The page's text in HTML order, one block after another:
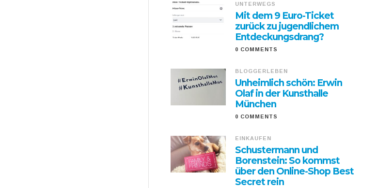
UNTERWEGS
Mit dem 9 Euro-Ticket
zurück zu jugendlichem
Entdeckungsdrang?
0 COMMENTS
BLOGGERLEBEN
Unheimlich schön: Erwin
Olaf in der Kunsthalle
München
0 COMMENTS
EINKAUFEN
Schustermann und
Borenstein: So kommst
über den Online-Shop Best
Secret rein